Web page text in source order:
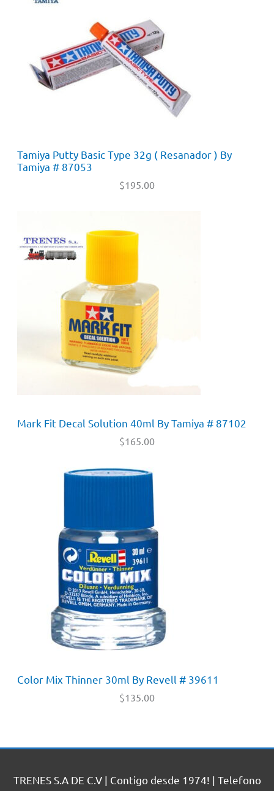
Tamiya Putty Basic Type 32g ( Resanador ) By
Tamiya # 87053
$195.00
Mark Fit Decal Solution 40ml By Tamiya # 87102
$165.00
Color Mix Thinner 30ml By Revell # 39611
$135.00
TRENES S.A DE C.V | Contigo desde 1974! | Telefono